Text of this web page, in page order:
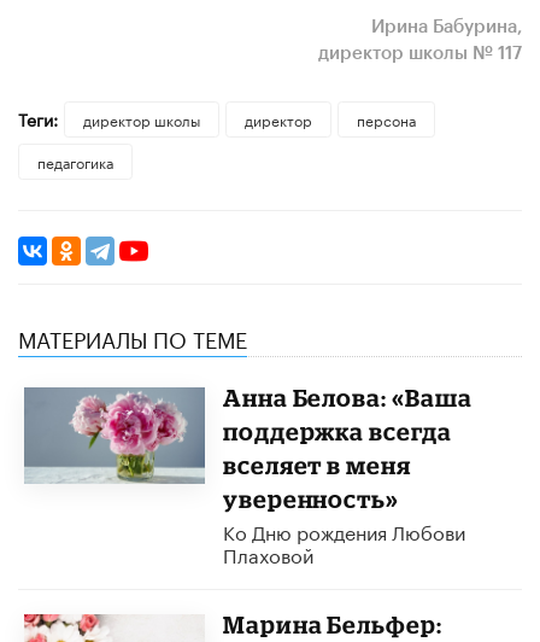
Ирина Бабурина,
директор школы № 117
Теги: директор школы директор
персона
педагогика
МАТЕРИАЛЫ ПО ТЕМЕ
Анна Белова: «Ваша
поддержка всегда
вселяет в меня
уверенность»
Ко Дню рождения Любови
Плаховой
Марина Бельфер: